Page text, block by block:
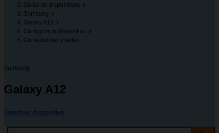
Guías de dispositivos
Samsung
Galaxy A12
Configura tu dispositivo
Conectividad y redes
Samsung
Galaxy A12
Cambiar dispositivo